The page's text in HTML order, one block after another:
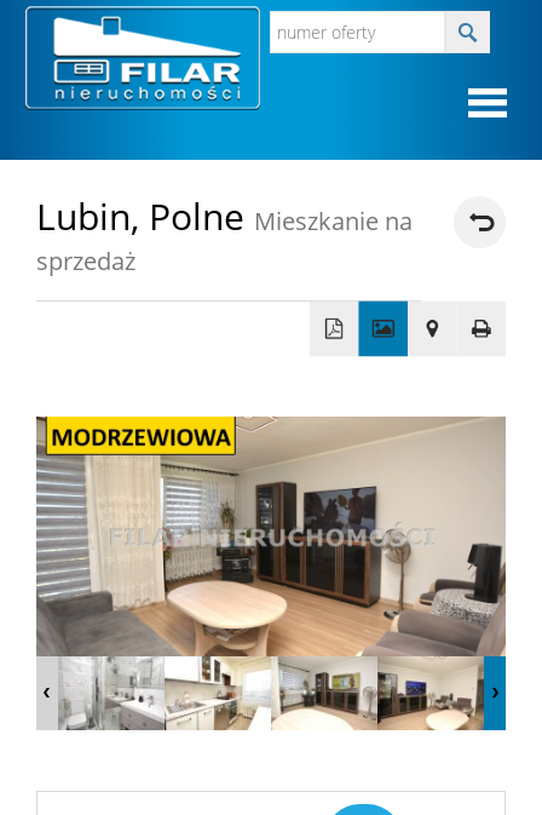
Kredyty
Usługi
Oferty
Lubin, Polne Mieszkanie na
sprzedaż